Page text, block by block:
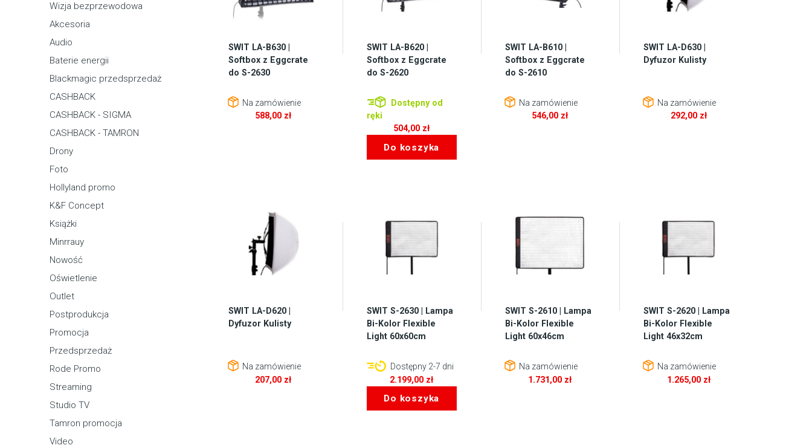
Wizja bezprzewodowa
Akcesoria
Audio
Baterie energii
Blackmagic przedsprzedaż
CASHBACK
CASHBACK - SIGMA
CASHBACK - TAMRON
Drony
Foto
Hollyland promo
K&F Concept
Książki
Minrrauy
Nowość
Oświetlenie
Outlet
Postprodukcja
Promocja
Przedsprzedaż
Rode Promo
Streaming
Studio TV
Tamron promocja
Video
SWIT LA-B630 |
Softbox z Eggcrate
do S-2630
Na zamówienie
588,00 zł
SWIT LA-B620 |
Softbox z Eggcrate
do S-2620
Dostępny od
ręki
504,00 zł
Do koszyka
SWIT LA-B610 |
Softbox z Eggcrate
do S-2610
Na zamówienie
546,00 zł
SWIT LA-D630 |
Dyfuzor Kulisty
Na zamówienie
292,00 zł
SWIT LA-D620 |
Dyfuzor Kulisty
Na zamówienie
207,00 zł
SWIT S-2630 | Lampa
Bi-Kolor Flexible
Light 60x60cm
Dostępny 2-7 dni
2.199,00 zł
Do koszyka
SWIT S-2610 | Lampa
Bi-Kolor Flexible
Light 60x46cm
Na zamówienie
1.731,00 zł
SWIT S-2620 | Lampa
Bi-Kolor Flexible
Light 46x32cm
Na zamówienie
1.265,00 zł